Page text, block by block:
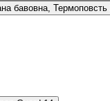
бавовна, Термоповсть